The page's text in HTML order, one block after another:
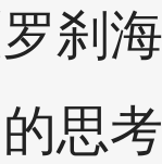
刹
思考